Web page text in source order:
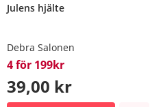
Julens hjälte
Debra Salonen
4 för 199kr
39,00 kr